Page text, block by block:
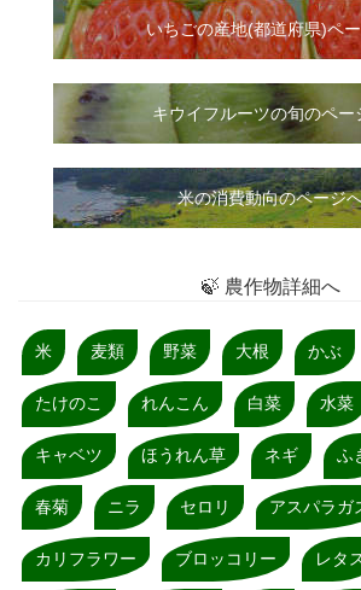
いちごの産地(都道府県)ペ
キウイフルーツの旬のペー
米の消費動向のページ
🍃 農作物詳細へ
米 麦類 野菜 大根 かぶ
たけのこ れんこん 白菜 水菜
キャベツ ほうれん草 ネギ ふ
春菊 ニラ セロリ アスパラガ
カリフラワー ブロッコリー レタ